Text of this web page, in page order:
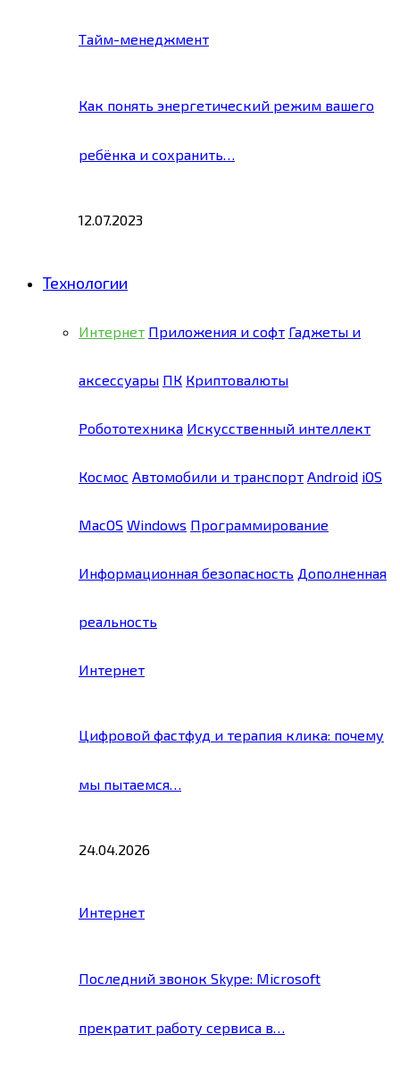
Тайм-менеджмент
Как понять энергетический режим вашего
ребёнка и сохранить…
12.07.2023
Технологии
Интернет Приложения и софт Гаджеты и
аксессуары ПК Криптовалюты
Робототехника Искусственный интеллект
Космос Автомобили и транспорт Android iOS
MacOS Windows Программирование
Информационная безопасность Дополненная
реальность
Интернет
Цифровой фастфуд и терапия клика: почему
мы пытаемся…
24.04.2026
Интернет
Последний звонок Skype: Microsoft
прекратит работу сервиса в…